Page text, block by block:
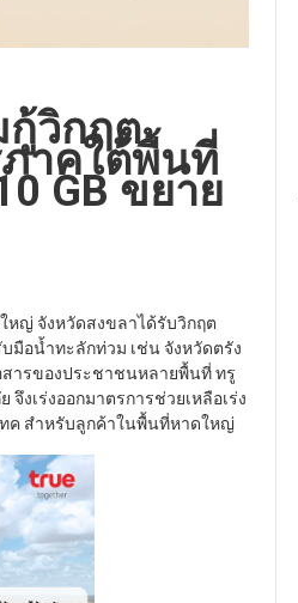
กู้วิกฤต
าคใต้พื้นที่
GB ขยาย
หญ่ จังหวัดสงขลาได้รับวิกฤต
มือน้ำทะลักท่วม เช่น จังหวัดตรัง
ารของประชาชนหลายพื้นที่ ทรู
งเร่งออกมาตรการช่วยเหลือเร่ง
ค สำหรับลูกค้าในพื้นที่หาดใหญ่